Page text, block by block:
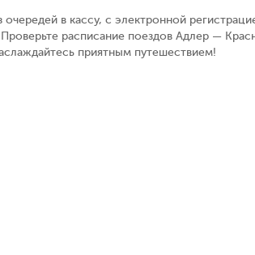
в кассу, с электронной
расписание поездов Адлер —
приятным путешествием!